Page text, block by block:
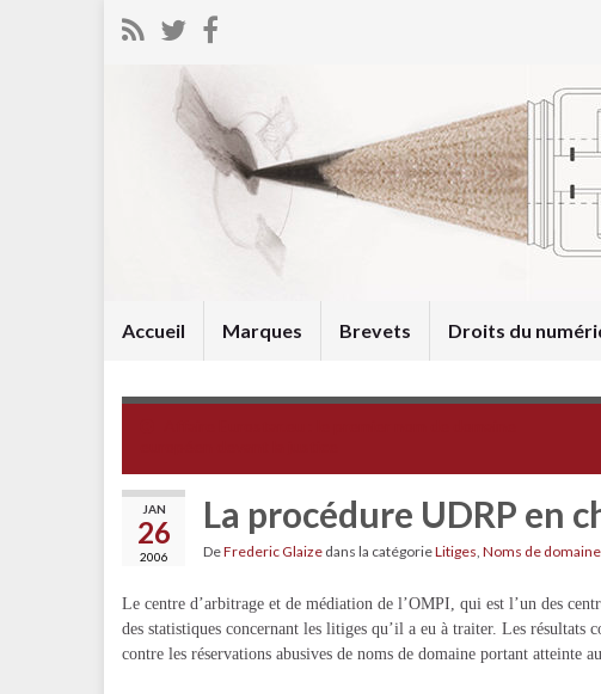
Accueil Marques Brevets Droits du
JAN
26
2006
La procédure UDRP en
DeFrederic Glaize dans la catégorieLitiges, Noms de domaine
Le centre d’arbitrage et de médiation de l’OMPI, qui est l’un des
des statistiques concernant les litiges qu’il a eu à traiter. Les
contre les réservations abusives de noms de domaine portant atteinte